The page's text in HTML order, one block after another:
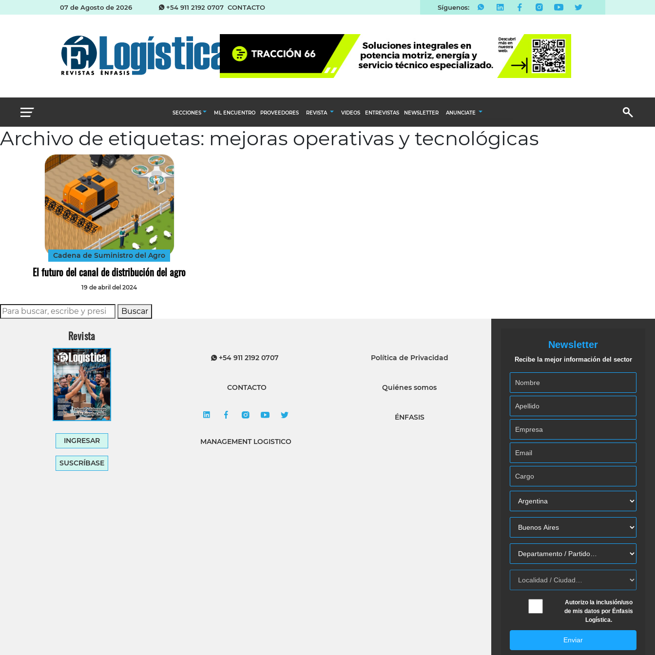
07 de Agosto de 2026 +54 911 2192 0707 CONTACTO Síguenos:
SECCIONES
Abastecimiento y compras
ML ENCUENTRO PROVEEDORES REVISTA
Calendario Editorial
Ediciones Anteriores
VIDEOS ENTREVISTAS NEWSLETTER ANUNCIATE
Publicidad Display
Archivo de etiquetas: mejoras operativas y tecnológicas
Cadena de Suministro del Agro
El futuro del canal de distribución del agro
19 de abril del 2024
Buscar
Revista
INGRESAR
SUSCRÍBASE
+54 911 2192 0707
CONTACTO
MANAGEMENT LOGISTICO
Política de Privacidad
Quiénes somos
ÉNFASIS
Newsletter
Recibe la mejor información del sector
Autorizo la inclusión/uso
de mis datos por Énfasis
Logística.
Enviar